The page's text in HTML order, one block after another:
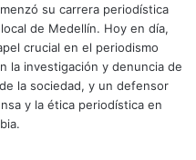
su carrera periodística
de Medellín. Hoy en día,
crucial en el periodismo
la investigación y denuncia de
la sociedad, y un defensor
y la ética periodística en